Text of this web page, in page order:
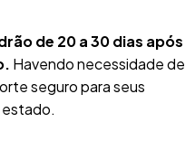
de 20 a 30 dias após
Havendo necessidade de
seguro para seus